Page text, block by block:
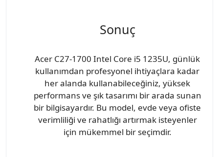
Sonuç
Acer C27-1700 Intel Core i5 1235U, günlük
kullanımdan profesyonel ihtiyaçlara kadar
her alanda kullanabileceğiniz, yüksek
performans ve şık tasarımı bir arada sunan
bir bilgisayardır. Bu model, evde veya ofiste
verimliliği ve rahatlığı artırmak isteyenler
için mükemmel bir seçimdir.